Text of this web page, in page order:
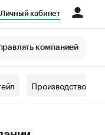
Личный кабинет
компанией
Производство